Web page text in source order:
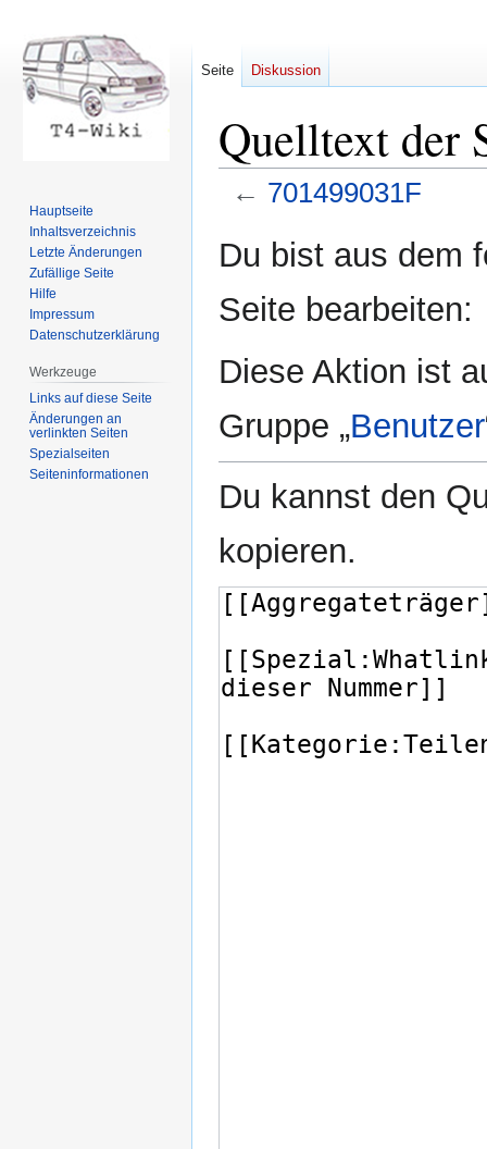
Quelltext der
← 701499031F
Navigation
Suche
Du bist aus dem
Seite bearbeiten:
Diese Aktion ist
Gruppe „Benutzer
Du kannst den
kopieren.
Seite Diskussion
Hauptseite
Inhaltsverzeichnis
Letzte Änderungen
Zufällige Seite
Hilfe
Impressum
Datenschutzerklärung
Werkzeuge
Links auf diese Seite
Änderungen an
verlinkten Seiten
Spezialseiten
Seiten­informationen